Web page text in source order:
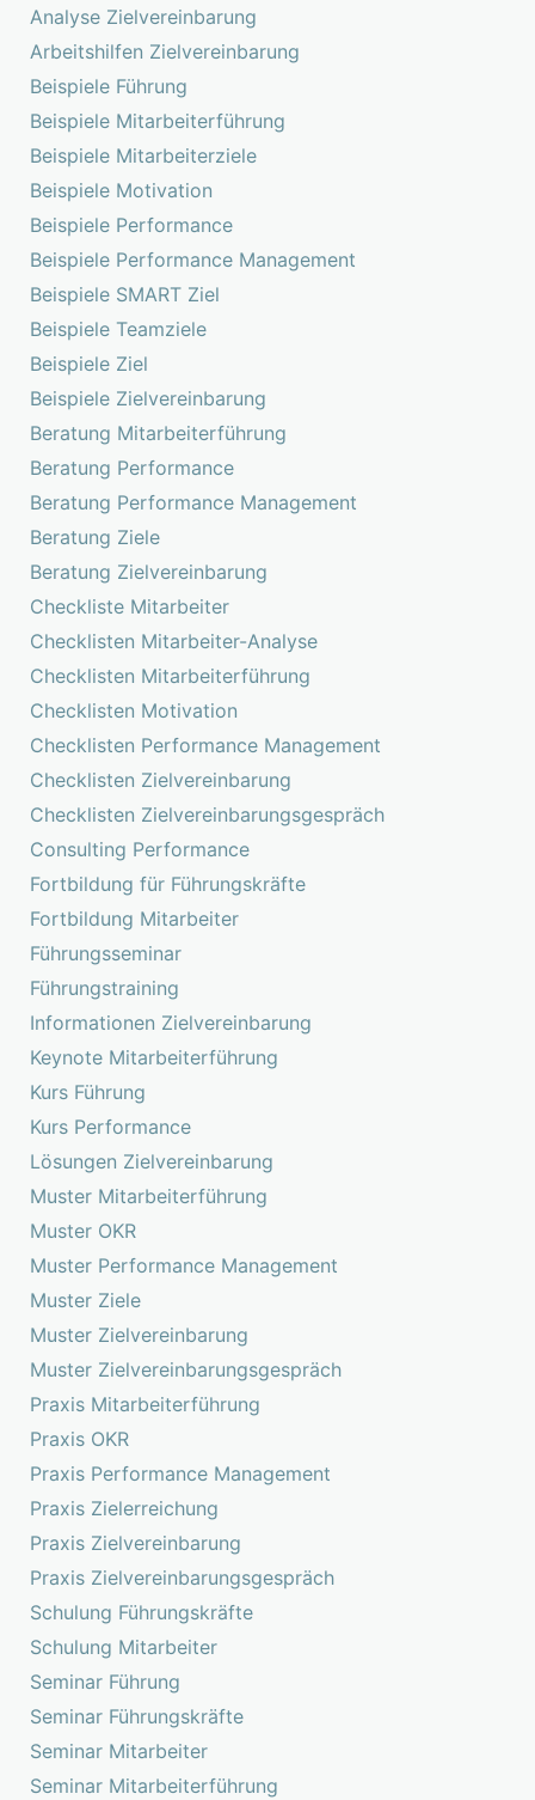
Analyse Zielvereinbarung
Arbeitshilfen Zielvereinbarung
Beispiele Führung
Beispiele Mitarbeiterführung
Beispiele Mitarbeiterziele
Beispiele Motivation
Beispiele Performance
Beispiele Performance Management
Beispiele SMART Ziel
Beispiele Teamziele
Beispiele Ziel
Beispiele Zielvereinbarung
Beratung Mitarbeiterführung
Beratung Performance
Beratung Performance Management
Beratung Ziele
Beratung Zielvereinbarung
Checkliste Mitarbeiter
Checklisten Mitarbeiter-Analyse
Checklisten Mitarbeiterführung
Checklisten Motivation
Checklisten Performance Management
Checklisten Zielvereinbarung
Checklisten Zielvereinbarungsgespräch
Consulting Performance
Fortbildung für Führungskräfte
Fortbildung Mitarbeiter
Führungsseminar
Führungstraining
Informationen Zielvereinbarung
Keynote Mitarbeiterführung
Kurs Führung
Kurs Performance
Lösungen Zielvereinbarung
Muster Mitarbeiterführung
Muster OKR
Muster Performance Management
Muster Ziele
Muster Zielvereinbarung
Muster Zielvereinbarungsgespräch
Praxis Mitarbeiterführung
Praxis OKR
Praxis Performance Management
Praxis Zielerreichung
Praxis Zielvereinbarung
Praxis Zielvereinbarungsgespräch
Schulung Führungskräfte
Schulung Mitarbeiter
Seminar Führung
Seminar Führungskräfte
Seminar Mitarbeiter
Seminar Mitarbeiterführung